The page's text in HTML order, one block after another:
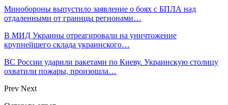
Минобороны выпустило заявление о боях с БПЛА над
отдаленными от границы регионами…
В МИД Украины отреагировали на уничтожение
крупнейшего склада украинского…
ВС России ударили ракетами по Киеву. Украинскую столицу
охватили пожары, произошла…
Prev Next